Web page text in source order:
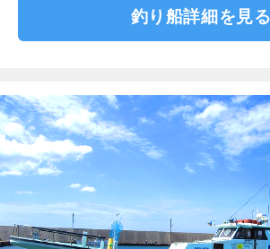
釣り船詳細を見る